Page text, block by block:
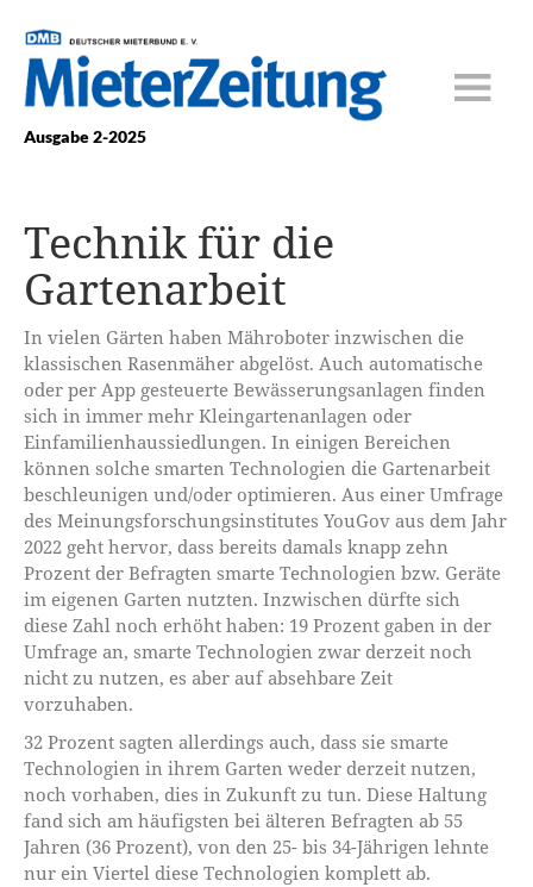
Ausgabe 2-2025
Technik für die
Gartenarbeit
In vielen Gärten haben Mähroboter inzwischen die
klassischen Rasenmäher abgelöst. Auch automatische
oder per App gesteuerte Bewässerungsanlagen finden
sich in immer mehr Kleingartenanlagen oder
Einfamilienhaussiedlungen. In einigen Bereichen
können solche smarten Technologien die Gartenarbeit
beschleunigen und/oder optimieren. Aus einer Umfrage
des Meinungsforschungsinstitutes YouGov aus dem Jahr
2022 geht hervor, dass bereits damals knapp zehn
Prozent der Befragten smarte Technologien bzw. Geräte
im eigenen Garten nutzten. Inzwischen dürfte sich
diese Zahl noch erhöht haben: 19 Prozent gaben in der
Umfrage an, smarte Technologien zwar derzeit noch
nicht zu nutzen, es aber auf absehbare Zeit
vorzuhaben.
32 Prozent sagten allerdings auch, dass sie smarte
Technologien in ihrem Garten weder derzeit nutzen,
noch vorhaben, dies in Zukunft zu tun. Diese Haltung
fand sich am häufigsten bei älteren Befragten ab 55
Jahren (36 Prozent), von den 25- bis 34-Jährigen lehnte
nur ein Viertel diese Technologien komplett ab.